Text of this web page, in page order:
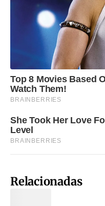
Relacionadas